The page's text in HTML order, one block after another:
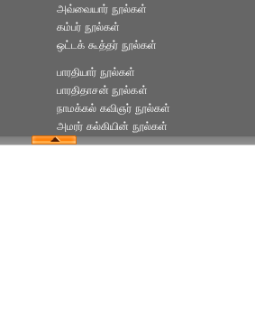
அவ்வையார் நூல்கள்
கம்பர் நூல்கள்
ஒட்டக் கூத்தர் நூல்கள்
பாரதியார் நூல்கள்
பாரதிதாசன் நூல்கள்
நாமக்கல் கவிஞர் நூல்கள்
அமரர் கல்கியின் நூல்கள்